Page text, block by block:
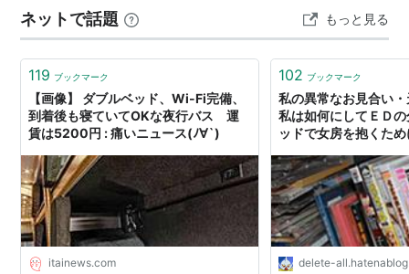
イトの色合いが清潔感と明るさを演出します。部屋に一
体感をもたらし、上品な雰囲気を作り出すこと間違いな
しです。 SILIKのベッドは、その…
ネットで話題 もっと見る
119 ブックマーク
【画像】 ダブルベッド、Wi-Fi完備、
到着後も寝ていてOKな夜行バス 運
賃は5200円 : 痛いニュース(ﾉ∀`)
itainews.com
102 ブックマーク
私の異常なお見合い
私は如何にしてＥＤ
ッドで女房を抱くた
Everything You’ve
delete-